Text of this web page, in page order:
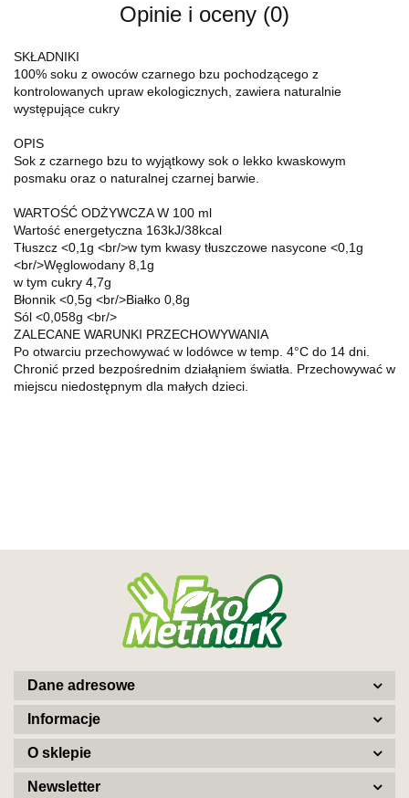
Opinie i oceny (0)
SKŁADNIKI
100% soku z owoców czarnego bzu pochodzącego z
kontrolowanych upraw ekologicznych, zawiera naturalnie
występujące cukry
OPIS
Sok z czarnego bzu to wyjątkowy sok o lekko kwaskowym
posmaku oraz o naturalnej czarnej barwie.
WARTOŚĆ ODŻYWCZA W 100 ml
Wartość energetyczna 163kJ/38kcal
Tłuszcz <0,1g <br/>w tym kwasy tłuszczowe nasycone <0,1g
<br/>Węglowodany 8,1g
w tym cukry 4,7g
Błonnik <0,5g <br/>Białko 0,8g
Sól <0,058g <br/>
ZALECANE WARUNKI PRZECHOWYWANIA
Po otwarciu przechowywać w lodówce w temp. 4°C do 14 dni.
Chronić przed bezpośrednim działąniem światła. Przechowywać w
miejscu niedostępnym dla małych dzieci.
Dane adresowe
Informacje
O sklepie
Newsletter